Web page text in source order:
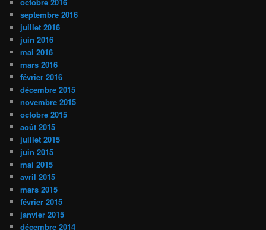
septembre 2016
juillet 2016
juin 2016
mai 2016
mars 2016
février 2016
décembre 2015
novembre 2015
octobre 2015
août 2015
juillet 2015
juin 2015
mai 2015
avril 2015
mars 2015
février 2015
janvier 2015
décembre 2014